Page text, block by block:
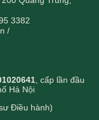
3382
/
, cấp lần đầu
Hà Nội
Điều hành)